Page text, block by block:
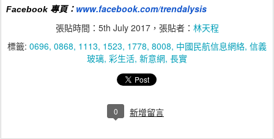
Facebook 專頁： www.facebook.com/trendalysis
張貼時間： 5th July 2017，張貼者： 林天程
標籤: 0696 0868 1113 1523 1778 8008 中國民航信息網絡 信義
玻璃 彩生活 新意網 長實
0 新增留言